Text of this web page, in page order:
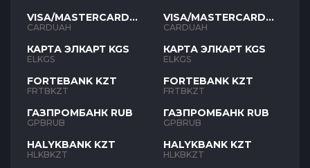
VISA/MASTERCARD
UAH
CARDUAH
КАРТА ЭЛКАРТ KGS
ELKGS
FORTEBANK KZT
FRTBKZT
ГАЗПРОМБАНК RUB
GPBRUB
HALYKBANK KZT
HLKBKZT
VISA/MASTERCARD
UAH
CARDUAH
КАРТА ЭЛКАРТ KGS
ELKGS
FORTEBANK KZT
FRTBKZT
ГАЗПРОМБАНК RUB
GPBRUB
HALYKBANK KZT
HLKBKZT